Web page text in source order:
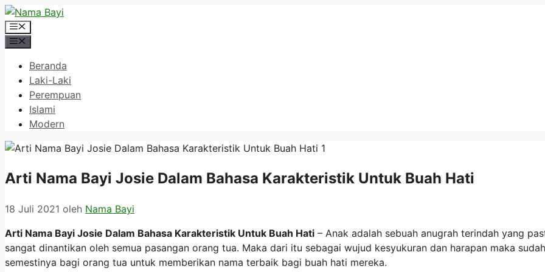
Langsung
ke
isi
Menu
Beranda
Laki-Laki
Perempuan
Islami
Modern
Arti Nama Bayi Josie Dalam Bahasa Karakteristik Untuk Buah Hati
18 Juli 2021 oleh Nama Bayi
Arti Nama Bayi Josie Dalam Bahasa Karakteristik Untuk Buah Hati – Anak adalah sebuah anugrah terindah yang
sangat dinantikan oleh semua pasangan orang tua. Maka dari itu sebagai wujud kesyukuran dan harapan maka sudah
semestinya bagi orang tua untuk memberikan nama terbaik bagi buah hati mereka.